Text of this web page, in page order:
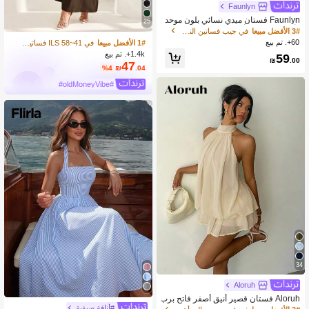
Faunlyn
Faunlyn فستان ميدي نسائي بلون موحد
وأكمام ملفوفة وأزرار بنصف فتحة
3# الأفضل مبيعا
60+. تم بيع
₪59.00
34
Aloruh
Aloruh فستان قصير أنيق أصفر فاتح برب
25
1# الأفضل مبيعا
في 41~58 ILS فساتين النساء
1.4k+. تم بيع
₪47.04
%4
#oldMoneyVibe#
#أناقة صيفية